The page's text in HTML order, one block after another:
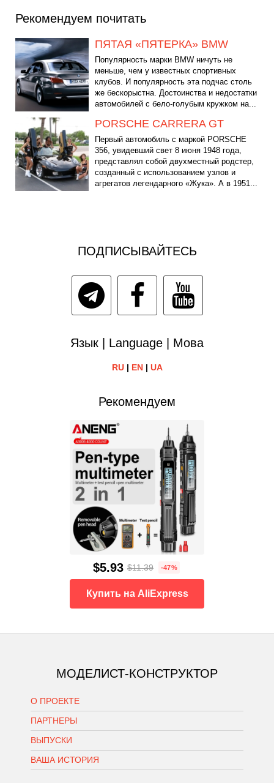
Рекомендуем почитать
ПЯТАЯ «ПЯТЕРКА» BMW
Популярность марки BMW ничуть не
меньше, чем у известных спортивных
клубов. И популярность эта подчас столь
же бескорыстна. Достоинства и недостатки
автомобилей с бело-голубым кружком на...
PORSCHE CARRERA GT
Первый автомобиль с маркой PORSCHE
356, увидевший свет 8 июня 1948 года,
представлял собой двухместный родстер,
созданный с использованием узлов и
агрегатов легендарного «Жука». А в 1951...
ПОДПИСЫВАЙТЕСЬ
Язык | Language | Мова
RU| EN| UA
Рекомендуем
$5.93 $11.39 -47%
Купить на AliExpress
МОДЕЛИСТ-КОНСТРУКТОР
О ПРОЕКТЕ
ПАРТНЕРЫ
ВЫПУСКИ
ВАША ИСТОРИЯ